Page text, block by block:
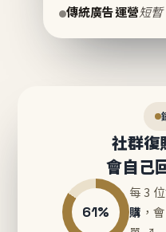
傳統廣告運營短
社群復
會自己
61%
每 3
購 ，